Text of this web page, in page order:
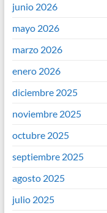
junio 2026
mayo 2026
marzo 2026
enero 2026
diciembre 2025
noviembre 2025
octubre 2025
septiembre 2025
agosto 2025
julio 2025